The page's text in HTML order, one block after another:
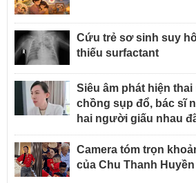
Cứu trẻ sơ sinh suy
thiếu surfactant
Siêu âm phát hiện
chồng sụp đổ, bác sĩ
hai người giấu nhau
Camera tóm trọn
của Chu Thanh